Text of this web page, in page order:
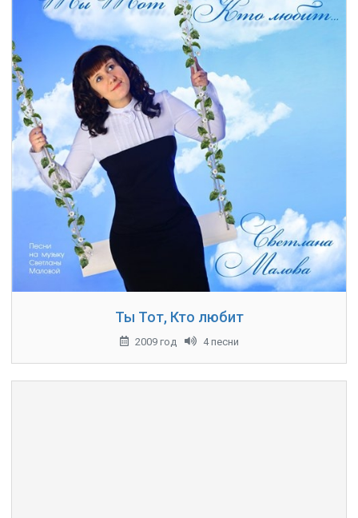
Ты Тот, Кто любит
2009 год 4 песни